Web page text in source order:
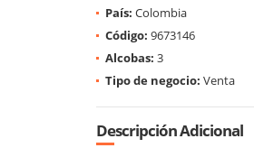
País: Colombia
Código: 9673146
Alcobas: 3
Tipo de negocio: Venta
Descripción Adicional